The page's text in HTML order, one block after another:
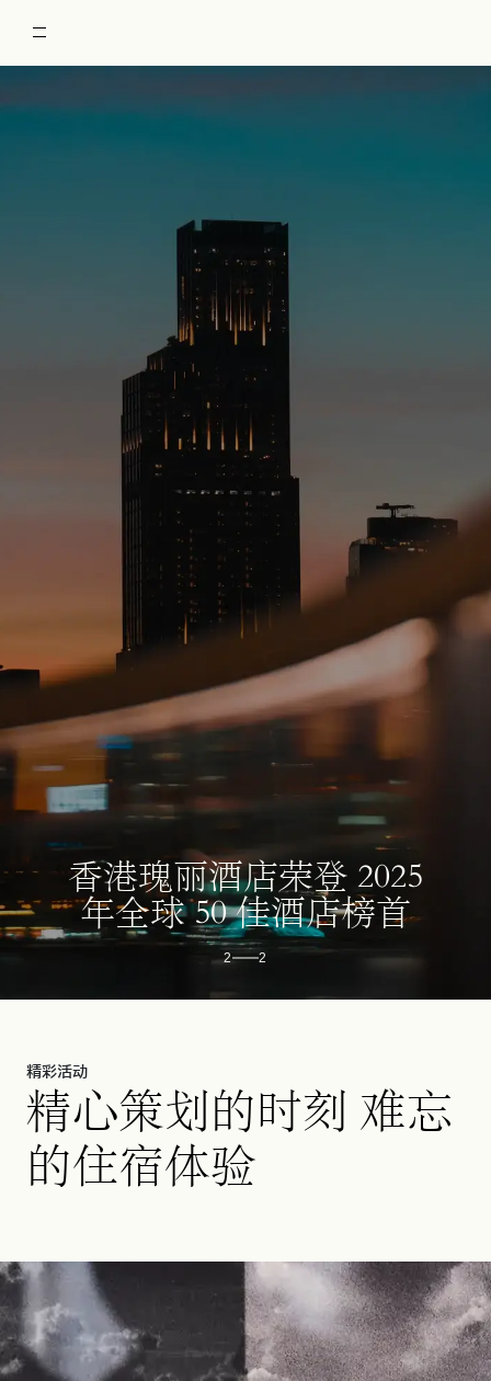
香港瑰丽酒店
翱翔天际的都市莊园​
1 2
精彩活动
精心策划的时刻 难忘
的住宿体验